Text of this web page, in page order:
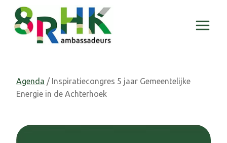
Doorgaan
naar
inhoud
Agenda / Inspiratiecongres 5 jaar Gemeentelijke
Energie in de Achterhoek